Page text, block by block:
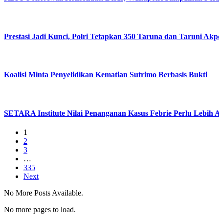
Prestasi Jadi Kunci, Polri Tetapkan 350 Taruna dan Taruni
Koalisi Minta Penyelidikan Kematian Sutrimo Berbasis Bukti
SETARA Institute Nilai Penanganan Kasus Febrie Perlu Lebih
1
2
3
…
335
Next
No More Posts Available.
No more pages to load.